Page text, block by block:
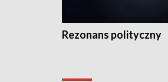
Rezonans polityczny